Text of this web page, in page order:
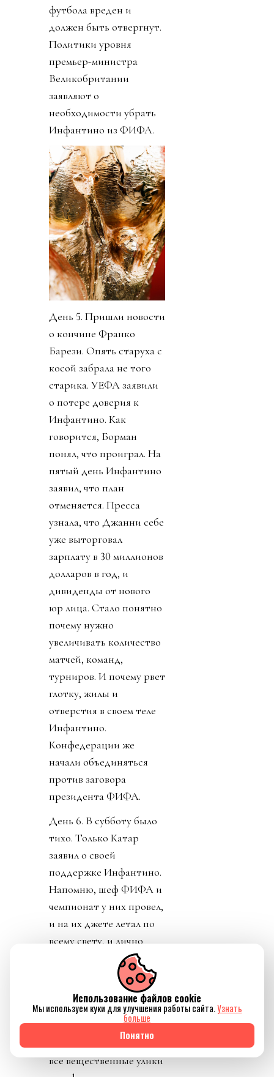
футбола вреден и
должен быть отвергнут.
Политики уровня
премьер-министра
Великобритании
заявляют о
необходимости убрать
Инфантино из ФИФА.
День 5. Пришли новости
о кончине Франко
Барези. Опять старуха с
косой забрала не того
старика. УЕФА заявили
о потере доверия к
Инфантино. Как
говорится, Борман
понял, что проиграл. На
пятый день Инфантино
заявил, что план
отменяется. Пресса
узнала, что Джанни себе
уже выторговал
зарплату в 30 миллионов
долларов в год, и
дивиденды от нового
юр лица. Стало понятно
почему нужно
увеличивать количество
матчей, команд,
турниров. И почему рвет
глотку, жилы и
отверстия в своем теле
Инфантино.
Конфедерации же
начали объединяться
против заговора
президента ФИФА.
День 6. В субботу было
тихо. Только Катар
заявил о своей
поддержке Инфантино.
Напомню, шеф ФИФА и
чемпионат у них провел,
и на их джете летал по
всему свету, и лично
регулярно летал делать
«ку» правителям Катара.
УЕФА пригрозило
уголовным
разбирательством и
потребовала сохранять
все вещественные улики
Использование файлов cookie
Мы используем куки для улучшения работы сайта.Узнать
больше
Понятно